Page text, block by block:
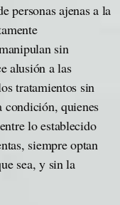
personas ajenas a la
sin
alusión a las
tratamientos sin
quienes
lo establecido
siempre optan
sea, y sin la